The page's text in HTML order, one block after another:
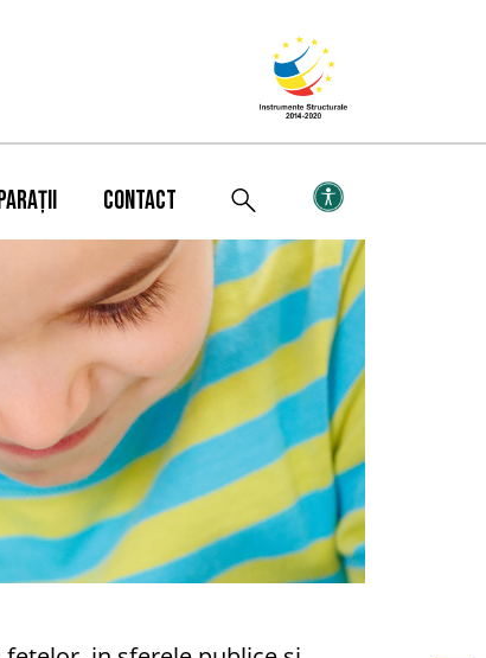
CONTACT